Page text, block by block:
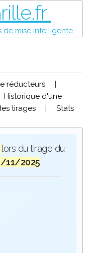
de mise intelligente.
réducteurs
|
Historique d'une
tirages |
Stats
lors du tirage du
11/2025